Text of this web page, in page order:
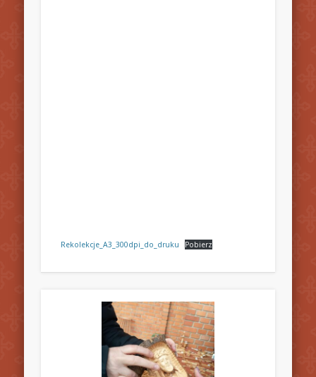
Rekolekcje_A3_300dpi_do_druku Pobierz